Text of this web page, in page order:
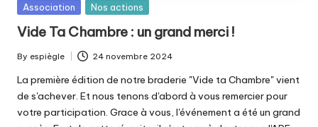
c
i
a
ti
o
Posted
Association Nos actions
Vide Ta Chambre : un grand merci !
Posted
by
By espiègle 24 novembre 2024
La première édition de notre braderie "Vide ta Chambre" vient
de s'achever. Et nous tenons d'abord à vous remercier pour
votre participation. Grace à vous, l'événement a été un grand